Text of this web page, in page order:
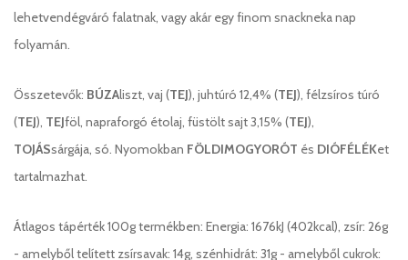
lehetvendégváró falatnak, vagy akár egy finom snackneka nap
folyamán.
Összetevők: BÚZAliszt, vaj (TEJ), juhtúró 12,4% (TEJ), félzsíros túró
(TEJ), TEJföl, napraforgó étolaj, füstölt sajt 3,15% (TEJ),
TOJÁSsárgája, só. Nyomokban FÖLDIMOGYORÓT és DIÓFÉLÉKet
tartalmazhat.
Átlagos tápérték 100g termékben: Energia: 1676kJ (402kcal), zsír: 26g
- amelyből telített zsírsavak: 14g, szénhidrát: 31g - amelyből cukrok: